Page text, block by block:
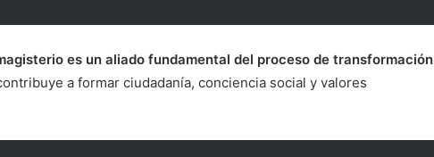
es un aliado fundamental del proceso de transformación
a formar ciudadanía, conciencia social y valores